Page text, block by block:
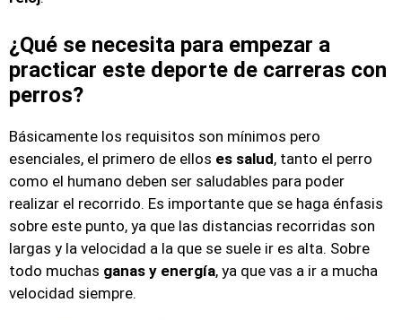
¿Qué se necesita para empezar a
practicar este deporte de carreras con
perros?
Básicamente los requisitos son mínimos pero
esenciales, el primero de ellos es salud, tanto el perro
como el humano deben ser saludables para poder
realizar el recorrido. Es importante que se haga énfasis
sobre este punto, ya que las distancias recorridas son
largas y la velocidad a la que se suele ir es alta. Sobre
todo muchas ganas y energía, ya que vas a ir a mucha
velocidad siempre.